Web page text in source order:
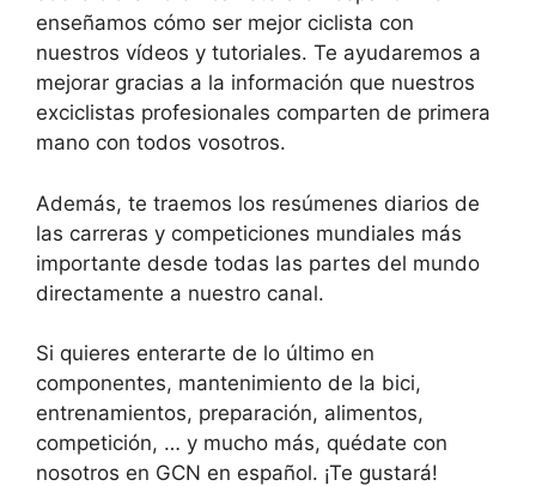
enseñamos cómo ser mejor ciclista con
nuestros vídeos y tutoriales. Te ayudaremos a
mejorar gracias a la información que nuestros
exciclistas profesionales comparten de primera
mano con todos vosotros.
Además, te traemos los resúmenes diarios de
las carreras y competiciones mundiales más
importante desde todas las partes del mundo
directamente a nuestro canal.
Si quieres enterarte de lo último en
componentes, mantenimiento de la bici,
entrenamientos, preparación, alimentos,
competición, … y mucho más, quédate con
nosotros en GCN en español. ¡Te gustará!